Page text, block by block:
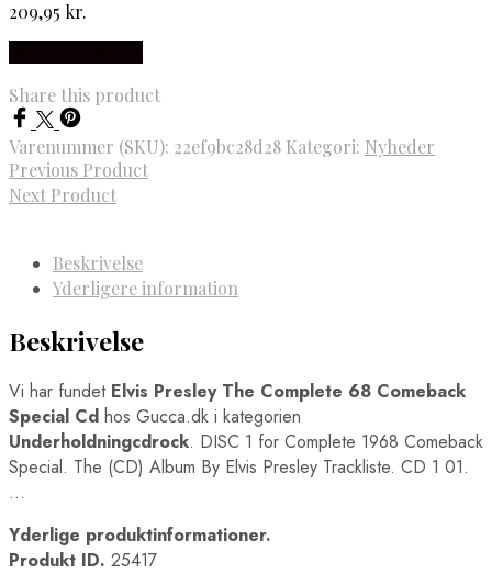
209,95 kr.
Share this product
Varenummer (SKU): 22ef9bc28d28 Kategori: Nyheder
Previous Product
Next Product
Beskrivelse
Yderligere information
Beskrivelse
Vi har fundet Elvis Presley The Complete 68 Comeback
Special Cd hos Gucca.dk i kategorien
Underholdningcdrock. DISC 1 for Complete 1968 Comeback
Special. The (CD) Album By Elvis Presley Trackliste. CD 1 01.
…
Yderlige produktinformationer.
Produkt ID. 25417